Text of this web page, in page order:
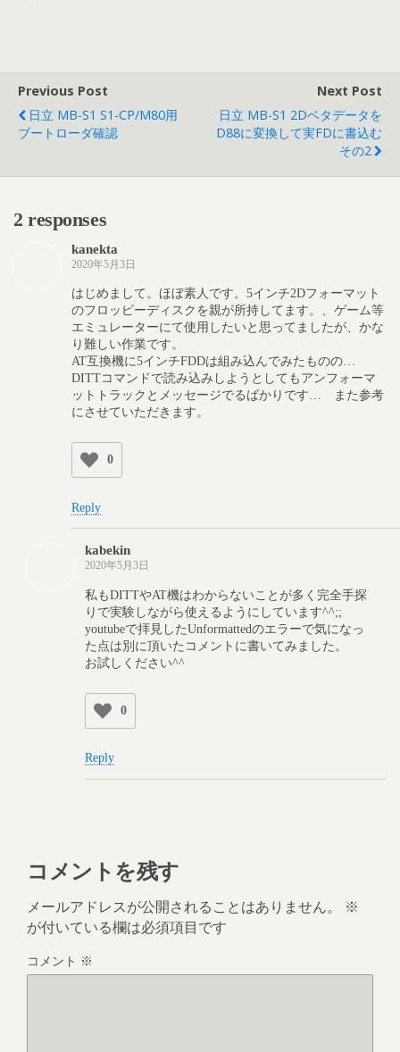
Previous Post
日立 MB-S1 S1-CP/M80用
ブートローダ確認
Next Post
日立 MB-S1 2Dベタデータを
D88に変換して実FDに書込む
その2
2 responses
kanekta
2020年5月3日
はじめまして。ほぼ素人です。5インチ2Dフォーマット
のフロッピーディスクを親が所持してます。、ゲーム等
エミュレーターにて使用したいと思ってましたが、かな
り難しい作業です。
AT互換機に5インチFDDは組み込んでみたものの…
DITTコマンドで読み込みしようとしてもアンフォーマ
ットトラックとメッセージでるばかりです… また参考
にさせていただきます。
0
Reply
kabekin
2020年5月3日
私もDITTやAT機はわからないことが多く完全手探
りで実験しながら使えるようにしています^^;;
youtubeで拝見したUnformattedのエラーで気になっ
た点は別に頂いたコメントに書いてみました。
お試しください^^
0
Reply
コメントを残す
メールアドレスが公開されることはありません。
※
が付いている欄は必須項目です
コメント ※